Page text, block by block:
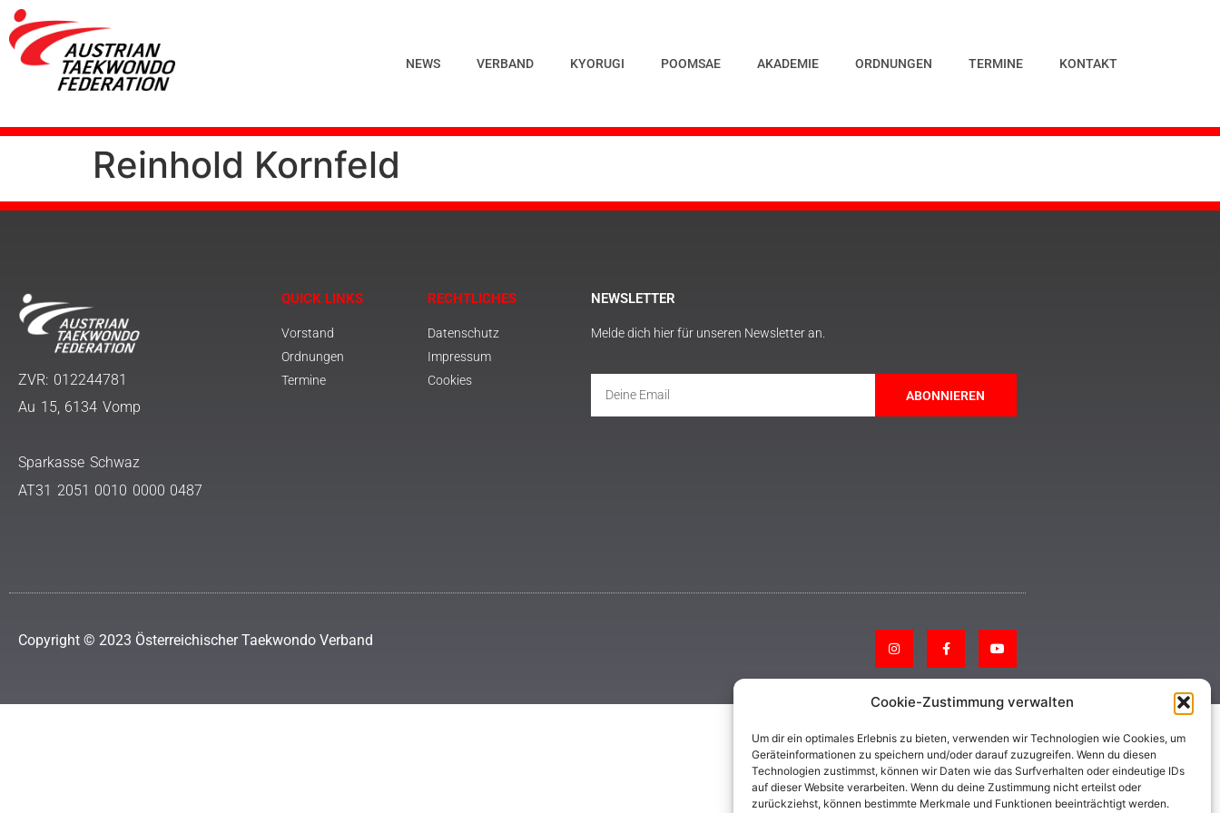
Cookie-Zustimmung verwalten
Um dir ein optimales Erlebnis zu bieten, verwenden wir Technologien wie Cookies, um
Geräteinformationen zu speichern und/oder darauf zuzugreifen. Wenn du diesen
Technologien zustimmst, können wir Daten wie das Surfverhalten oder eindeutige IDs
auf dieser Website verarbeiten. Wenn du deine Zustimmung nicht erteilst oder
zurückziehst, können bestimmte Merkmale und Funktionen beeinträchtigt werden.
NEWS VERBAND KYORUGI POOMSAE AKADEMIE ORDNUNGEN TERMINE KONTAKT
Reinhold Kornfeld
ZVR: 012244781
Au 15, 6134 Vomp
Sparkasse Schwaz
AT31 2051 0010 0000 0487
QUICK LINKS
Vorstand
Ordnungen
Termine
RECHTLICHES
Datenschutz
Impressum
Cookies
NEWSLETTER
Melde dich hier für unseren Newsletter an.
ABONNIEREN
Copyright © 2023 Österreichischer Taekwondo Verband